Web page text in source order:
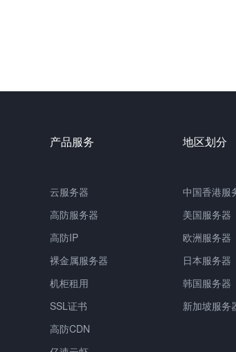
产品服务
云服务器
高防服务器
高防IP
裸金属服务器
机柜租用
SSL证书
高防CDN
地区划分
中国香港服
美国服务器
欧洲服务器
日本服务器
韩国服务器
新加坡服务